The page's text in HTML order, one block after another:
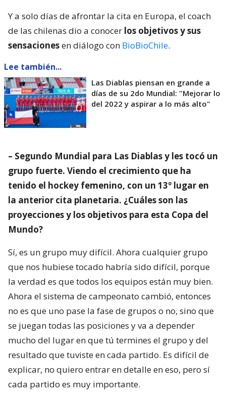
Y a solo días de afrontar la cita en Europa, el coach
de las chilenas dio a conocer los objetivos y sus
sensacionesen diálogo con BioBioChile.
Lee también...
Las Diablas piensan en grande a
días de su 2do Mundial: "Mejorar lo
del 2022 y aspirar a lo más alto"
– Segundo Mundial para Las Diablas y les tocó un
grupo fuerte. Viendo el crecimiento que ha
tenido el hockey femenino, con un 13º lugar en
la anterior cita planetaria. ¿Cuáles son las
proyecciones y los objetivos para esta Copa del
Mundo?
Sí, es un grupo muy difícil. Ahora cualquier grupo
que nos hubiese tocado habría sido difícil, porque
la verdad es que todos los equipos están muy bien.
Ahora el sistema de campeonato cambió, entonces
no es que uno pase la fase de grupos o no, sino que
se juegan todas las posiciones y va a depender
mucho del lugar en que tú termines el grupo y del
resultado que tuviste en cada partido. Es difícil de
explicar, no quiero entrar en detalle en eso, pero sí
cada partido es muy importante.